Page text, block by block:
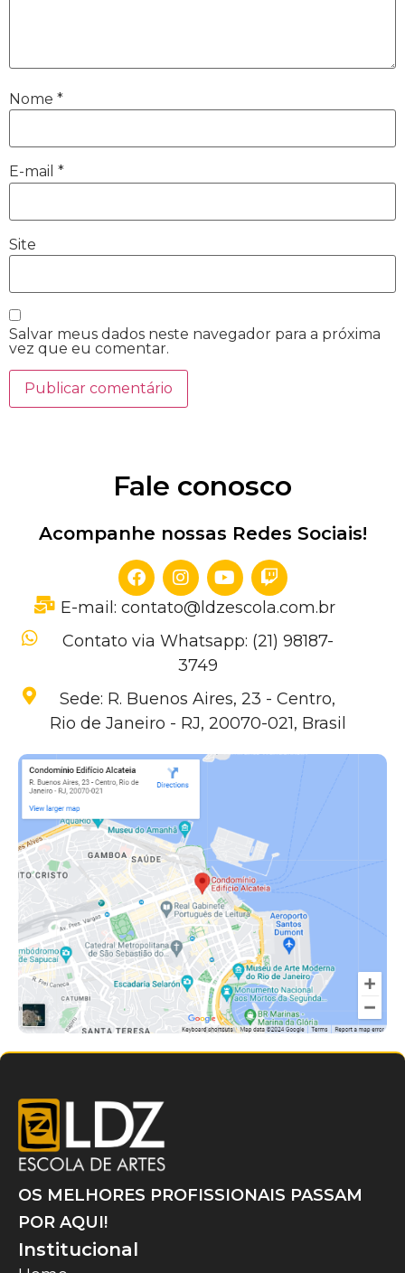
Nome *
E-mail *
Site
Salvar meus dados neste navegador para a próxima
vez que eu comentar.
Fale conosco
Acompanhe nossas Redes Sociais!
E-mail: contato@ldzescola.com.br
Contato via Whatsapp: (21) 98187-
3749
Sede: R. Buenos Aires, 23 - Centro,
Rio de Janeiro - RJ, 20070-021, Brasil
OS MELHORES PROFISSIONAIS PASSAM
POR AQUI!
Institucional